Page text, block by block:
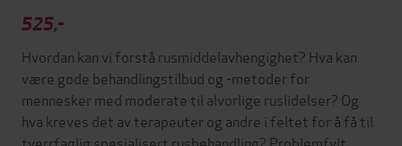
525,-
Hvordan kan vi forstå rusmiddelavhengighet? Hva kan
være gode behandlingstilbud og -metoder for
mennesker med moderate til alvorlige ruslidelser? Og
hva kreves det av terapeuter og andre i feltet for å få til